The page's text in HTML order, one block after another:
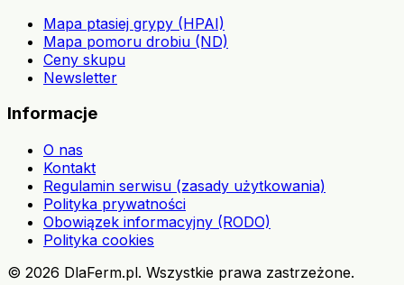
Mapa ptasiej grypy (HPAI)
Mapa pomoru drobiu (ND)
Ceny skupu
Newsletter
Informacje
O nas
Kontakt
Regulamin serwisu (zasady użytkowania)
Polityka prywatności
Obowiązek informacyjny (RODO)
Polityka cookies
© 2026 DlaFerm.pl. Wszystkie prawa zastrzeżone.